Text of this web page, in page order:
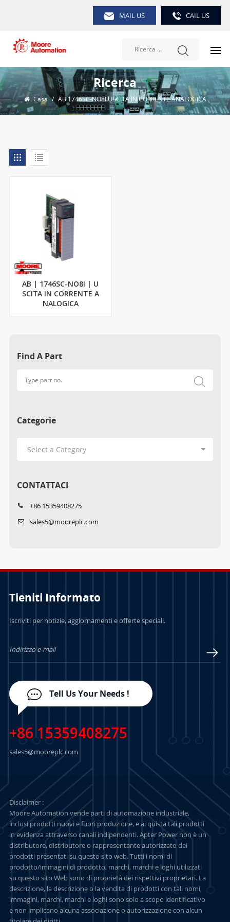
MAIL US CAIL US
Ricerca
Casa / AB 1746SC-NO8I USCITA IN CORRENTE ANALOGICA
AB | 1746SC-NO8I | U
SCITA IN CORRENTE A
NALOGICA
Find A Part
Categorie
CONTATTACI
+86 15359408275
sales5@mooreplc.com
Tieniti Informato
Iscriviti per notizie, aggiornamenti e offerte speciali.
Tell Us Your Needs !
+86 15359408275
sales5@mooreplc.com
Disclaimer :
Moore Automation vende parti di automazione industriale,
inclusi prodotti nuovi e fuori produzione, e acquista tali prodotti
in evidenza attraverso canali indipendenti. Apter Power non è un
distributore, distributore o rappresentante autorizzato dei
prodotti presentati su questo sito web. Tutti i nomi di
prodotto/immagini di prodotto, marchi, marchi e loghi utilizzati
su questo sito Web sono di proprietà dei rispettivi proprietari. La
descrizione, la descrizione o la vendita di prodotti con tali nomi,
immagini, marchi, marchi e loghi sono solo a scopo identificativo
e non implicano alcuna associazione o autorizzazione con alcun